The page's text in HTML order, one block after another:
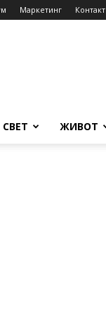
Маркетинг Контакт
СВЕТ ЖИВОТ